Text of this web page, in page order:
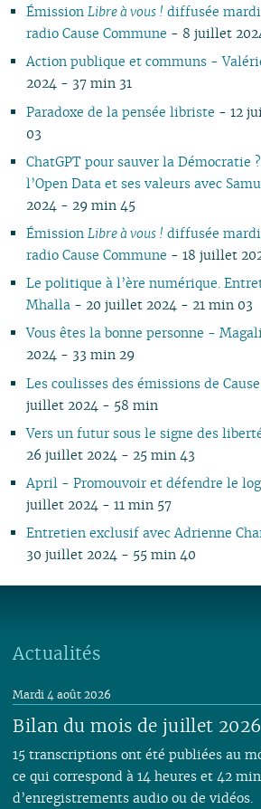
01
01
01
01
02
02
01
Émission Libre à vous ! diffusée
radio Cause Commune - 8 juillet
Action publique et communs -
2024 - 37 min 31
Paradoxe de la pensée libriste - 12
03
ChatGPT pour sauver la Démocratie
l’Open Data et ses valeurs avec
2024 - 29 min 45
Émission Libre à vous ! diffusée
radio Cause Commune - 18 juillet
Le politique à l’ère numérique.
Mhalla- 20 juillet 2024 - 21 min 03
Vous êtes la bonne personne -
2024 - 33 min 29
Les coulisses des émissions de
juillet 2024 - 58 min
Vers un futur sous le signe des
26 juillet 2024 - 25 min 43
April - Promouvoir et défendre le
juillet 2024 - 11 min 57
Entretien exclusif avec Adrienne
30 juillet 2024 - 55 min 40
Actualités
Bilan du mois de juillet 2026
Mardi 4 août 2026
15 transcriptions ont été publiées au
ce qui correspond à 14 heures et 42
d’enregistrements audio ou de vidéos.